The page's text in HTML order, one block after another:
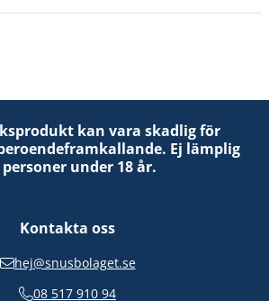
kan vara skadlig för
Ej lämplig
under 18 år.
Kontakta oss
hej@snusbolaget.se
08 517 910 94